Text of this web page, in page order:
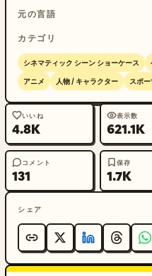
元の言語
カテゴリ
シネマティック シーン ショーケース
アニメ 人物 / キャラクター スポ
いいね
4.8K
表示数
621.1K
コメント
131
保存
1.7K
シェア